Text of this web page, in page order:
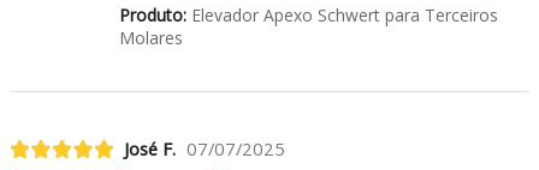
Produto:Elevador Apexo Schwert para Terceiros
Molares
José F. 07/07/2025